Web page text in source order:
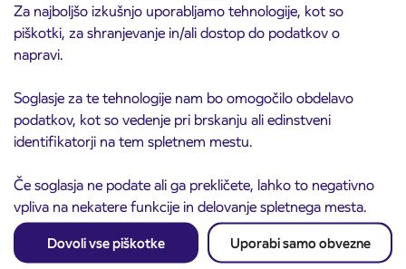
Za najboljšo izkušnjo uporabljamo tehnologije, kot so
piškotki, za shranjevanje in/ali dostop do podatkov o
napravi.
Soglasje za te tehnologije nam bo omogočilo obdelavo
podatkov, kot so vedenje pri brskanju ali edinstveni
identifikatorji na tem spletnem mestu.
Če soglasja ne podate ali ga prekličete, lahko to negativno
vpliva na nekatere funkcije in delovanje spletnega mesta.
Dovoli vse piškotke Uporabi samo obvezne
3. 8. 2026
Obvestilo o popolni zapori ceste
ČEŠNJEVEK – TRATA
Kranj
Preberite objavo